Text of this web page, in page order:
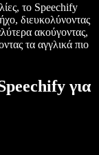
το Speechify
διευκολύνοντας
ακούγοντας,
τα αγγλικά πιο
για